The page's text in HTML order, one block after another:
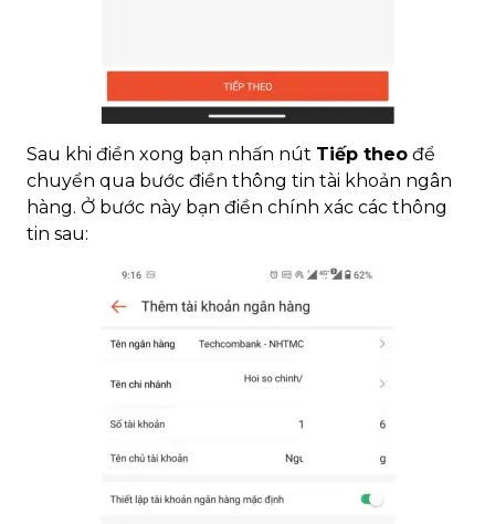
Sau khi điền xong bạn nhấn nút Tiếp theo để
chuyển qua bước điền thông tin tài khoản ngân
hàng. Ở bước này bạn điền chính xác các thông
tin sau: